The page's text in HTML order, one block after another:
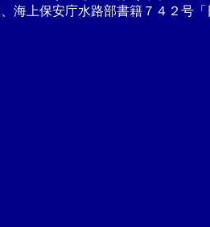
海上保安庁水路部書籍７４２号